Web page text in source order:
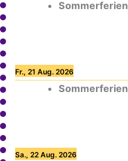
Sommerferien
Fr., 21 Aug. 2026
Sommerferien
Sa., 22 Aug. 2026